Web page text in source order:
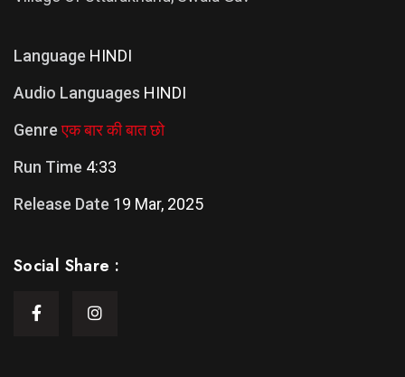
Language HINDI
Audio Languages HINDI
Genre एक बार की बात छो
Run Time 4:33
Release Date 19 Mar, 2025
Social Share :